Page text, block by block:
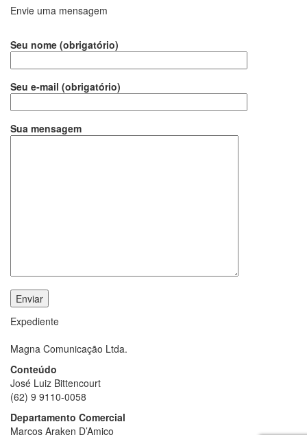
Envie uma mensagem
Seu nome (obrigatório)
Seu e-mail (obrigatório)
Sua mensagem
Expediente
Magna Comunicação Ltda.
Conteúdo
José Luiz Bittencourt
(62) 9 9110-0058
Departamento Comercial
Marcos Araken D’Amico